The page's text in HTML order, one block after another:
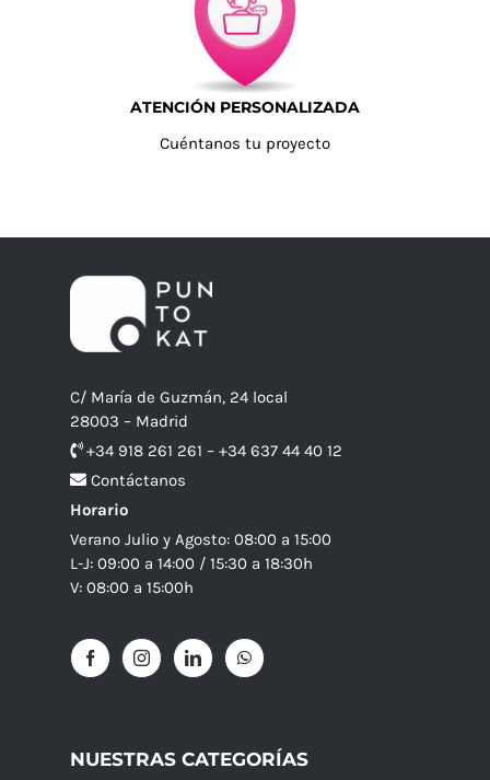
ATENCIÓN PERSONALIZADA
Cuéntanos tu proyecto
C/ María de Guzmán, 24 local
28003 – Madrid
+34 918 261 261 – +34 637 44 40 12
Contáctanos
Horario
Verano Julio y Agosto: 08:00 a 15:00
L-J: 09:00 a 14:00 / 15:30 a 18:30h
V: 08:00 a 15:00h
NUESTRAS CATEGORÍAS